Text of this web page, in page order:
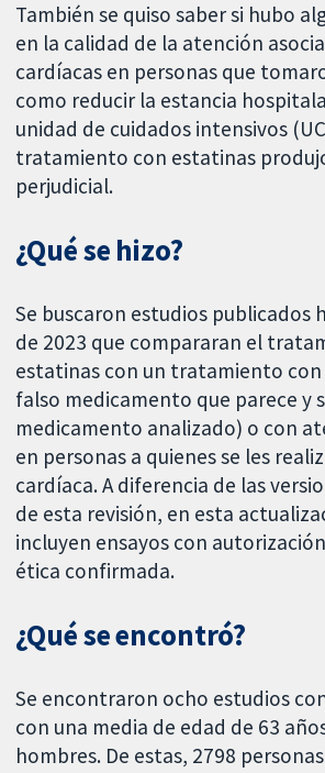
También se quiso saber si hubo
en la calidad de la atención
cardíacas en personas que
como reducir la estancia
unidad de cuidados intensivos
tratamiento con estatinas
perjudicial.
¿Qué se hizo?
Se buscaron estudios publicados
de 2023 que compararan el
estatinas con un tratamiento
falso medicamento que parece y
medicamento analizado) o con
en personas a quienes se les
cardíaca. A diferencia de las
de esta revisión, en esta
incluyen ensayos con
ética confirmada.
¿Qué se encontró?
Se encontraron ocho estudios
con una media de edad de 63
hombres. De estas, 2798